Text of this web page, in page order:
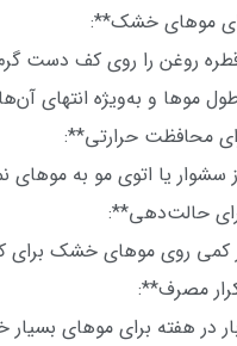
موها و به‌ویژه انتهای
سشوار یا اتوی مو به موهای
کمی روی موهای خشک برای